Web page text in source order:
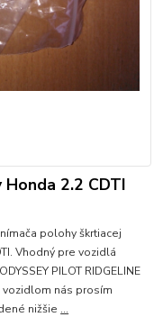
2.2 CDTI
polohy škrtiacej
Vhodný pre vozidlá
PILOT RIDGELINE
vozidlom nás prosím
nižšie ...